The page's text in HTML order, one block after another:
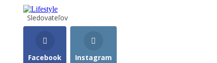
Sledovateľov
Facebook
Instagram